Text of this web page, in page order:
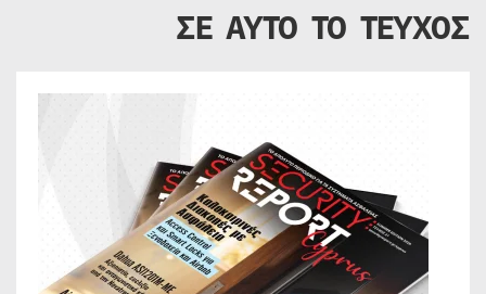
ΣΕ ΑΥΤΟ ΤΟ ΤΕΥΧΟΣ